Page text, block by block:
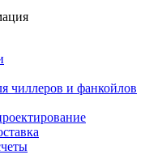
чиллеров и фанкойлов